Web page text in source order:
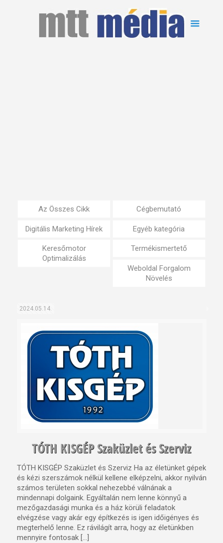
Az Összes Cikk Cégbemutató
Digitális Marketing Hírek Egyéb kategória
Keresőmotor
Optimalizálás
Termékismertető
Weboldal Forgalom
Növelés
2024.05.14.
TÓTH KISGÉP Szaküzlet és Szerviz
TÓTH KISGÉP Szaküzlet és Szerviz Ha az életünket gépek
és kézi szerszámok nélkül kellene elképzelni, akkor nyilván
számos területen sokkal nehezebbé válnának a
mindennapi dolgaink. Egyáltalán nem lenne könnyű a
mezőgazdasági munka és a ház körüli feladatok
elvégzése vagy akár egy építkezés is igen időigényes és
megterhelő lenne. Ez rávilágít arra, hogy az életünkben
mennyire fontosak […]